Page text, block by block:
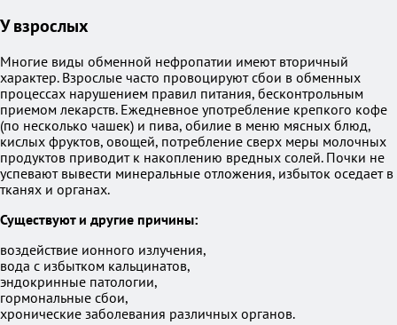
У взрослых
Многие виды обменной нефропатии имеют вторичный
характер. Взрослые часто провоцируют сбои в обменных
процессах нарушением правил питания, бесконтрольным
приемом лекарств. Ежедневное употребление крепкого кофе
(по несколько чашек) и пива, обилие в меню мясных блюд,
кислых фруктов, овощей, потребление сверх меры молочных
продуктов приводит к накоплению вредных солей. Почки не
успевают вывести минеральные отложения, избыток оседает в
тканях и органах.
Существуют и другие причины:
воздействие ионного излучения,
вода с избытком кальцинатов,
эндокринные патологии,
гормональные сбои,
хронические заболевания различных органов.